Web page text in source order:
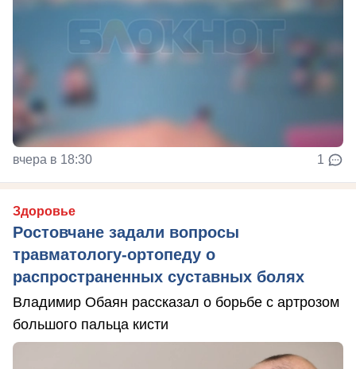
вчера в 18:30 1
Здоровье
Ростовчане задали вопросы
травматологу-ортопеду о
распространенных суставных болях
Владимир Обаян рассказал о борьбе с артрозом
большого пальца кисти